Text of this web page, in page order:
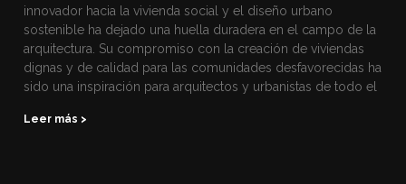
innovador hacia la vivienda social y el diseño urbano
sostenible ha dejado una huella duradera en el campo de la
arquitectura. Su compromiso con la creación de viviendas
dignas y de calidad para las comunidades desfavorecidas ha
sido una inspiración para arquitectos y urbanistas de todo el
Leer más >